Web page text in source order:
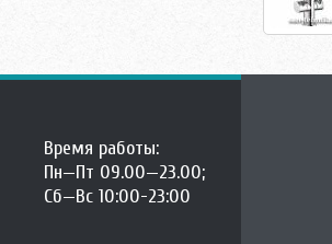
Время работы:
Пн—Пт 09.00—23.00;
Сб—Вс 10:00-23:00